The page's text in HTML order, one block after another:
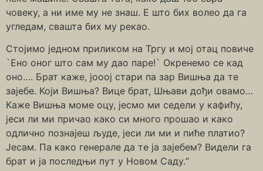
човеку, а ни име му не знаш. Е што бих волео да га
угледам, свашта бих му рекао.
Стојимо једном приликом на Тргу и мој отац повиче
`Ено оног што сам му дао паре!` Окренемо се кад
оно…. Брат каже, јооој стари па зар Вишња да те
зајебе. Који Вишња? Вице брат, Шњави дођи овамо…
Каже Вишња моме оцу, јесмо ми седели у кафићу,
јеси ли ми причао како си много прошао и како
одлично познајеш људе, јеси ли ми и пиће платио?
Јесам. Па како генерале да те ја зајебем? Видели га
брат и ја последњи пут у Новом Саду.“